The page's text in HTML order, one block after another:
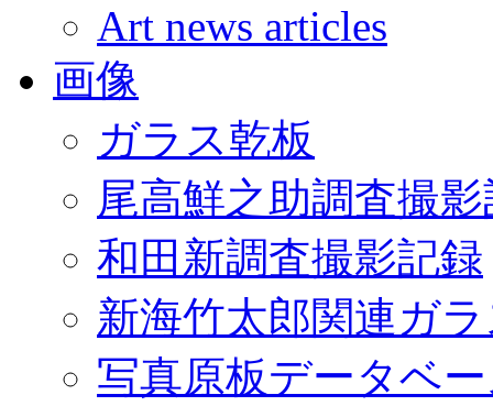
Art news articles
画像
ガラス乾板
尾高鮮之助調査撮
和田新調査撮影記録
新海竹太郎関連ガ
写真原板データベ